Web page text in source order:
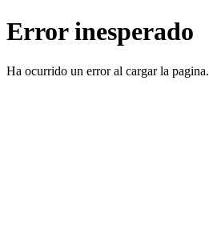
Error inesperado
Ha ocurrido un error al cargar la pagina.